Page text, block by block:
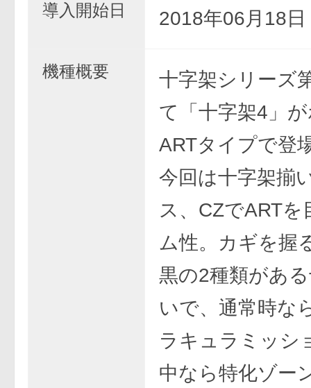
導入開始日 2018年06月18日
機種概要
十字架シリーズ
て「十字架4」
ARTタイプで登
今回は十字架揃
ス、CZでARTを
ム性。カギを握
黒の2種類があ
いで、通常時な
ラキュラミッシ
中なら特化ゾー